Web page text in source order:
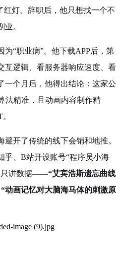
红灯。辞职后，他只想找一个不
。
为“职业病”。他下载APP后，第
互逻辑、看服务器响应速度、看
一个月后，他得出结论：这家公
法精准，且动画内容制作精
开了传统的线下会销和地推。
乎、B站开设账号“程序员小海
只讲数据——“艾宾浩斯遗忘曲线
动画记忆对大脑海马体的刺激原